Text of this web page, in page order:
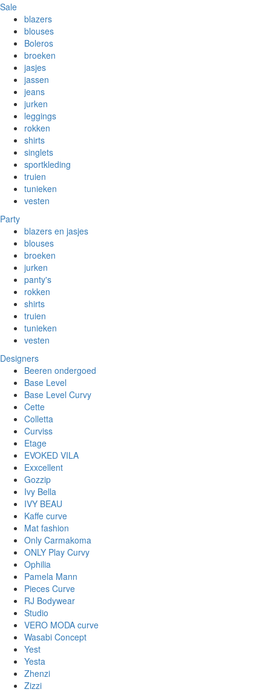
Sale
blazers
blouses
Boleros
broeken
jasjes
jassen
jeans
jurken
leggings
rokken
shirts
singlets
sportkleding
truien
tunieken
vesten
Party
blazers en jasjes
blouses
broeken
jurken
panty's
rokken
shirts
truien
tunieken
vesten
Designers
Beeren ondergoed
Base Level
Base Level Curvy
Cette
Colletta
Curviss
Etage
EVOKED VILA
Exxcellent
Gozzip
Ivy Bella
IVY BEAU
Kaffe curve
Mat fashion
Only Carmakoma
ONLY Play Curvy
Ophilia
Pamela Mann
Pieces Curve
RJ Bodywear
Studio
VERO MODA curve
Wasabi Concept
Yest
Yesta
Zhenzi
Zizzi